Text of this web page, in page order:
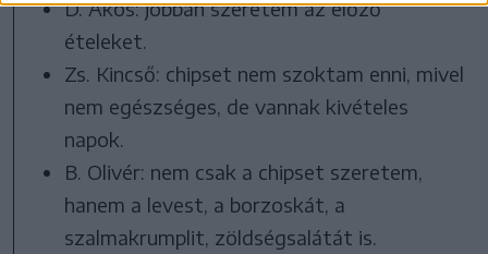
D. Ákos: jobban szeretem az előző
ételeket.
Zs. Kincső: chipset nem szoktam enni, mivel
nem egészséges, de vannak kivételes
napok.
B. Olivér: nem csak a chipset szeretem,
hanem a levest, a borzoskát, a
szalmakrumplit, zöldségsalátát is.